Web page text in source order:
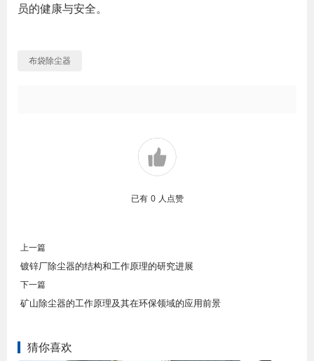
员的健康与安全。
布袋除尘器
已有 0 人点赞
上一篇
镀锌厂除尘器的结构和工作原理的研究进展
下一篇
矿山除尘器的工作原理及其在环保领域的应用前景
猜你喜欢